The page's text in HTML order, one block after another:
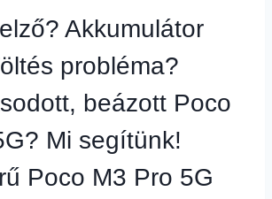
Akkumulátor
probléma?
beázott Poco
Mi segítünk!
Poco M3 Pro 5G